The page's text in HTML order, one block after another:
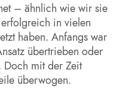
– ähnlich wie wir sie
in vielen
haben. Anfangs war
übertrieben oder
Doch mit der Zeit
überwogen.